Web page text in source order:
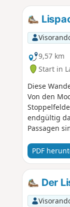
9,57 km
Start in
Diese
Von den
endgültig
Passagen
der Strecke
PDF
Der